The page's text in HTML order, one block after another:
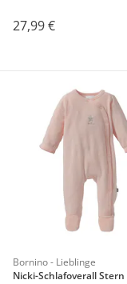
27,99 €
Bornino - Lieblinge
Nicki-Schlafoverall Stern